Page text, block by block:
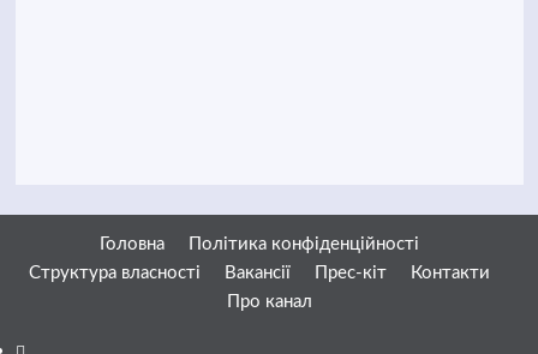
Головна
Політика конфіденційності
Структура власності
Вакансії Прес-кіт
Контакти
Про канал
Facebook